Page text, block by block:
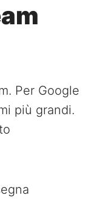
Per Google
più grandi.